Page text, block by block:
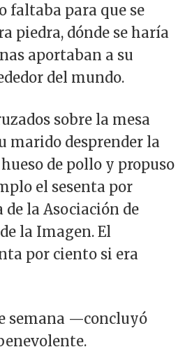
faltaba para que se
piedra, dónde se haría
aportaban a su
del mundo.
sobre la mesa
marido desprender la
de pollo y propuso
el sesenta por
la Asociación de
la Imagen. El
por ciento si era
semana —concluyó